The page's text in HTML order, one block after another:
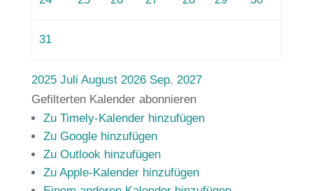
31
2025 Juli August 2026 Sep. 2027
Gefilterten Kalender abonnieren
Zu Timely-Kalender hinzufügen
Zu Google hinzufügen
Zu Outlook hinzufügen
Zu Apple-Kalender hinzufügen